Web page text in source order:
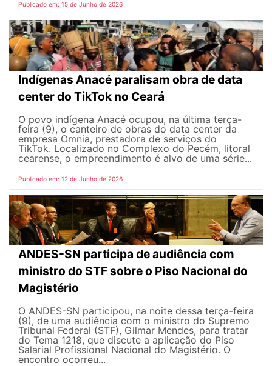
Publicado em: 15 de Junho de 2026
Indígenas Anacé paralisam obra de data
center do TikTok no Ceará
O povo indígena Anacé ocupou, na última terça-
feira (9), o canteiro de obras do data center da
empresa Omnia, prestadora de serviços do
TikTok. Localizado no Complexo do Pecém, litoral
cearense, o empreendimento é alvo de uma série...
Publicado em: 12 de Junho de 2026
ANDES-SN participa de audiência com
ministro do STF sobre o Piso Nacional do
Magistério
O ANDES-SN participou, na noite dessa terça-feira
(9), de uma audiência com o ministro do Supremo
Tribunal Federal (STF), Gilmar Mendes, para tratar
do Tema 1218, que discute a aplicação do Piso
Salarial Profissional Nacional do Magistério. O
encontro ocorreu...